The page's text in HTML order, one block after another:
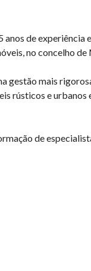
de experiência
no concelho
gestão mais
rústicos e urbanos
de